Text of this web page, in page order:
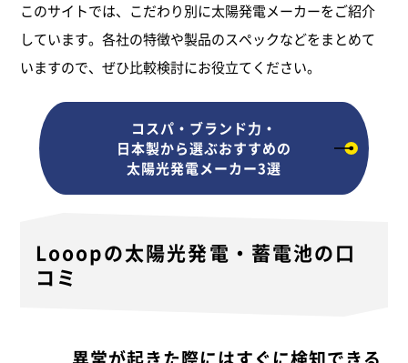
このサイトでは、こだわり別に太陽発電メーカーをご紹介
しています。各社の特徴や製品のスペックなどをまとめて
いますので、ぜひ比較検討にお役立てください。
コスパ・ブランド力・
日本製から選ぶおすすめの
太陽光発電メーカー3選
Looopの太陽光発電・蓄電池の口
コミ
異常が起きた際にはすぐに検知できる